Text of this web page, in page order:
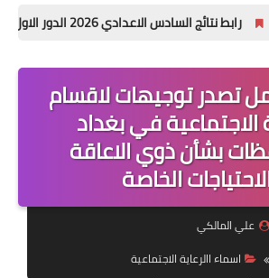
اخبار وزارة التربية والتعليم
اخبار وزارة العمل وهيئة
التقاعد
قسم التطبيقات
الربح من الانترنت
2026 الدور الاول في العراق | موقع نتائجنا
تصدر توجيهات لاقسام
الاجتماعية في بغداد
بشأن ذوي الاعاقة
الخاصة
علي المالكي
اسماء االرعاية الاجتماعية